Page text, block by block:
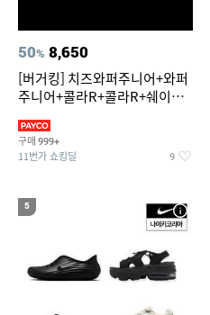
50% 8,650
[버거킹] 치즈와퍼주니어+와퍼
주니어+콜라R+콜라R+쉐이킹
구매 999+
11번가 쇼킹딜 9
5